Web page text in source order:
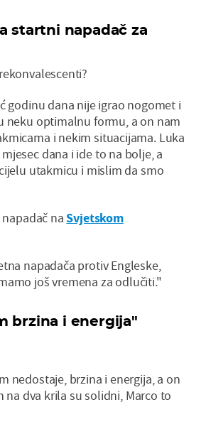
startni napadač za
godinu dana nije igrao nogomet i
neku optimalnu formu, a on nam
i nekim situacijama. Luka
dana i ide to na bolje, a
utakmicu i mislim da smo
naSvjetskom
napadača protiv Engleske,
još vremena za odlučiti."
brzina i energija"
nedostaje, brzina i energija, a on
na dva krila su solidni, Marco to